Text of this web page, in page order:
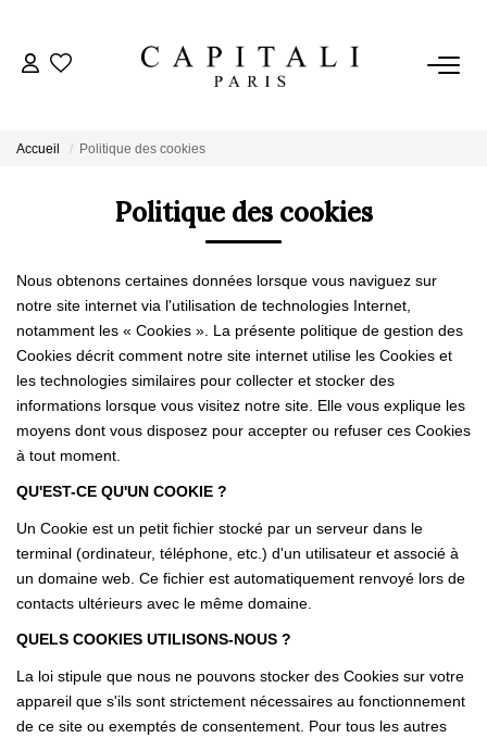
ESTIMER
FAIRE GÉRER
NOTRE AGENCE
Qui Sommes-Nous
Nous Rejoindre
Nos Actualités
ALERTE MAIL
CONTACT
Accueil Politique des cookies
Politique des cookies
Nous obtenons certaines données lorsque vous naviguez sur
notre site internet via l'utilisation de technologies Internet,
notamment les « Cookies ». La présente politique de gestion des
Cookies décrit comment notre site internet utilise les Cookies et
les technologies similaires pour collecter et stocker des
informations lorsque vous visitez notre site. Elle vous explique les
moyens dont vous disposez pour accepter ou refuser ces Cookies
à tout moment.
QU'EST-CE QU'UN COOKIE ?
Un Cookie est un petit fichier stocké par un serveur dans le
terminal (ordinateur, téléphone, etc.) d'un utilisateur et associé à
un domaine web. Ce fichier est automatiquement renvoyé lors de
contacts ultérieurs avec le même domaine.
QUELS COOKIES UTILISONS-NOUS ?
La loi stipule que nous ne pouvons stocker des Cookies sur votre
appareil que s'ils sont strictement nécessaires au fonctionnement
de ce site ou exemptés de consentement. Pour tous les autres